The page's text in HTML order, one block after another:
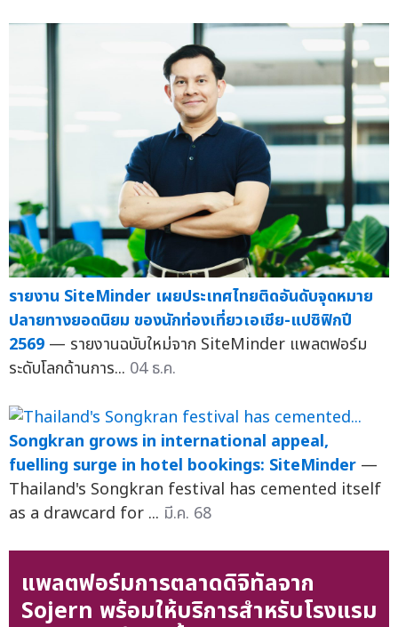
รายงาน SiteMinder เผยประเทศไทยติดอันดับจุดหมาย
ปลายทางยอดนิยม ของนักท่องเที่ยวเอเชีย-แปซิฟิกปี
2569 — รายงานฉบับใหม่จาก SiteMinder แพลตฟอร์ม
ระดับโลกด้านการ... 04 ธ.ค.
Songkran grows in international appeal,
fuelling surge in hotel bookings: SiteMinder —
Thailand's Songkran festival has cemented itself
as a drawcard for ... มี.ค. 68
แพลตฟอร์มการตลาดดิจิทัลจาก
Sojern พร้อมให้บริการสำหรับโรงแรม